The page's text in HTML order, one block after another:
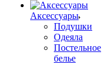
Аксессуары
Подушки
Одеяла
Постельное
белье